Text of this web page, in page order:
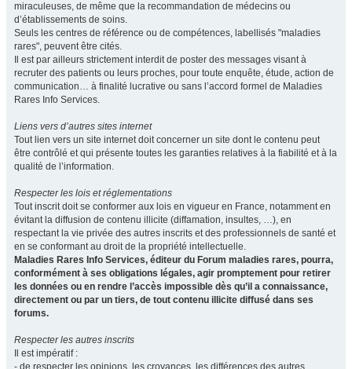
miraculeuses, de même que la recommandation de médecins ou
d’établissements de soins.
Seuls les centres de référence ou de compétences, labellisés "maladies
rares", peuvent être cités.
Il est par ailleurs strictement interdit de poster des messages visant à
recruter des patients ou leurs proches, pour toute enquête, étude, action de
communication… à finalité lucrative ou sans l’accord formel de Maladies
Rares Info Services.
Liens vers d’autres sites internet
Tout lien vers un site internet doit concerner un site dont le contenu peut
être contrôlé et qui présente toutes les garanties relatives à la fiabilité et à la
qualité de l’information.
Respecter les lois et réglementations
Tout inscrit doit se conformer aux lois en vigueur en France, notamment en
évitant la diffusion de contenu illicite (diffamation, insultes, …), en
respectant la vie privée des autres inscrits et des professionnels de santé et
en se conformant au droit de la propriété intellectuelle.
Maladies Rares Info Services, éditeur du Forum maladies rares, pourra,
conformément à ses obligations légales, agir promptement pour retirer
les données ou en rendre l’accès impossible dès qu’il a connaissance,
directement ou par un tiers, de tout contenu illicite diffusé dans ses
forums.
Respecter les autres inscrits
Il est impératif :
- de respecter les opinions, les croyances, les différences des autres